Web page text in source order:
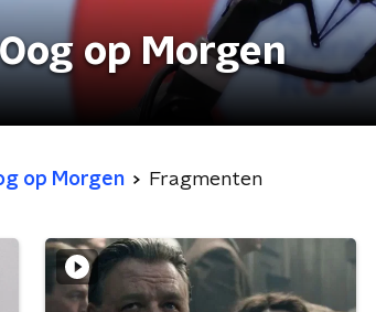
op Morgen
op Morgen Fragmenten